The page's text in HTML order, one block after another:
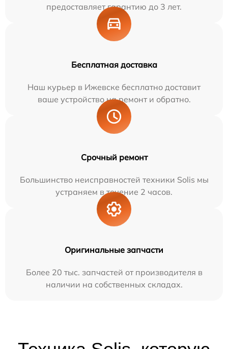
предоставляет гарантию до 3 лет.
Бесплатная доставка
Наш курьер в Ижевске бесплатно доставит
ваше устройство на ремонт и обратно.
Срочный ремонт
Большинство неисправностей техники Solis мы
устраняем в течение 2 часов.
Оригинальные запчасти
Более 20 тыс. запчастей от производителя в
наличии на собственных складах.